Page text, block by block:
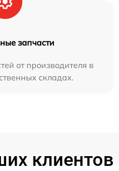
запчасти
от производителя в
складах.
клиентов